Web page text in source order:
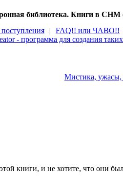
библиотека. Книги в CHM
| FAQ!! или ЧАВО!!
- программа для создания
Мистика, ужасы,
книги, и не хотите, что они